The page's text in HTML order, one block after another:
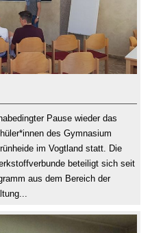
Pause wieder das
des Gymnasium
im Vogtland statt. Die
beteiligt sich seit
aus dem Bereich der